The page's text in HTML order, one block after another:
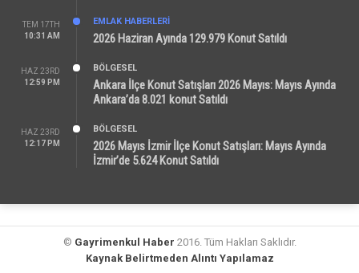
TEM 17TH
10:31 AM
EMLAK HABERLERI
2026 Haziran Ayında 129.979 Konut Satıldı
HAZ 23RD
12:59 PM
BÖLGESEL
Ankara İlçe Konut Satışları 2026 Mayıs: Mayıs Ayında
Ankara’da 8.021 konut Satıldı
HAZ 23RD
12:17 PM
BÖLGESEL
2026 Mayıs İzmir İlçe Konut Satışları: Mayıs Ayında
İzmir’de 5.624 Konut Satıldı
© Gayrimenkul Haber 2016. Tüm Hakları Saklıdır.
Kaynak Belirtmeden Alıntı Yapılamaz